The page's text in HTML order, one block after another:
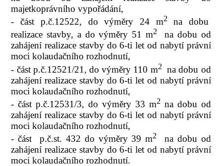
majetkoprávního vypořádání,
- část p.č.12522, do výměry 24 m2 na dobu
realizace stavby, a do výměry 51 m2
na dobu od
zahájení realizace stavby do 6-ti let od nabytí právní
moci kolaudačního rozhodnutí,
- část p.č.12521/21, do výměry 110 m2
na dobu od
zahájení realizace stavby do 6-ti let od nabytí právní
moci kolaudačního rozhodnutí,
- část p.č.12531/3, do výměry 33 m2na dobu od
zahájení realizace stavby do 6-ti let od nabytí právní
moci kolaudačního rozhodnutí,
- část
p.č.st. 432 do výměry 39 m2
na dobu od
zahájení realizace stavby do 6-ti let od nabytí právní
moci kolaudačního rozhodnutí.